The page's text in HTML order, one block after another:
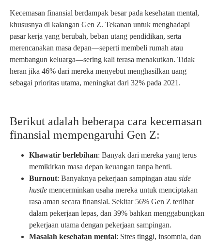
Kecemasan finansial berdampak besar pada kesehatan mental,
khususnya di kalangan Gen Z. Tekanan untuk menghadapi
pasar kerja yang berubah, beban utang pendidikan, serta
merencanakan masa depan—seperti membeli rumah atau
membangun keluarga—sering kali terasa menakutkan. Tidak
heran jika 46% dari mereka menyebut menghasilkan uang
sebagai prioritas utama, meningkat dari 32% pada 2021.
Berikut adalah beberapa cara kecemasan
finansial mempengaruhi Gen Z:
Khawatir berlebihan: Banyak dari mereka yang terus
memikirkan masa depan keuangan tanpa henti.
Burnout: Banyaknya pekerjaan sampingan atau side
hustle mencerminkan usaha mereka untuk menciptakan
rasa aman secara finansial. Sekitar 56% Gen Z terlibat
dalam pekerjaan lepas, dan 39% bahkan menggabungkan
pekerjaan utama dengan pekerjaan sampingan.
Masalah kesehatan mental: Stres tinggi, insomnia, dan